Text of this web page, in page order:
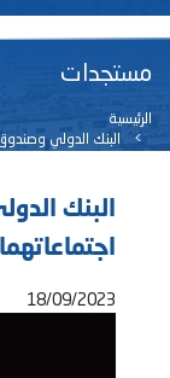
مستجدات
الرئيسية
البنك الدولي
البنك
18/09/2023